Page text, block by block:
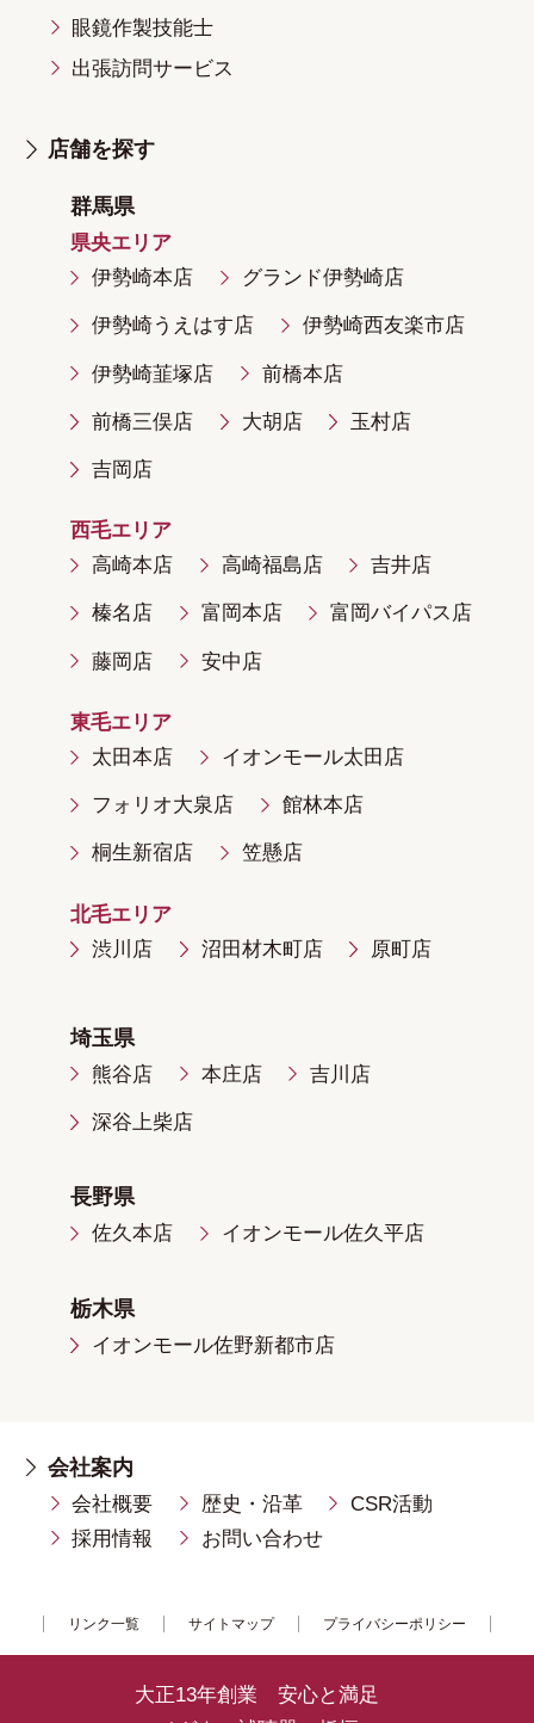
眼鏡作製技能士
出張訪問サービス
店舗を探す
群馬県
県央エリア
伊勢崎本店
グランド伊勢崎店
伊勢崎うえはす店 伊勢崎西友楽市店
伊勢崎韮塚店 前橋本店
前橋三俣店 大胡店 玉村店
吉岡店
西毛エリア
高崎本店
高崎福島店 吉井店
榛名店 富岡本店 富岡バイパス店
藤岡店 安中店
東毛エリア
太田本店
イオンモール太田店
フォリオ大泉店 館林本店
桐生新宿店 笠懸店
北毛エリア
渋川店
沼田材木町店 原町店
埼玉県
熊谷店 本庄店 吉川店
深谷上柴店
長野県
佐久本店 イオンモール佐久平店
栃木県
イオンモール佐野新都市店
会社案内
会社概要 歴史・沿革
CSR活動
採用情報
お問い合わせ
リンク一覧 サイトマップ プライバシーポリシー
大正13年創業 安心と満足